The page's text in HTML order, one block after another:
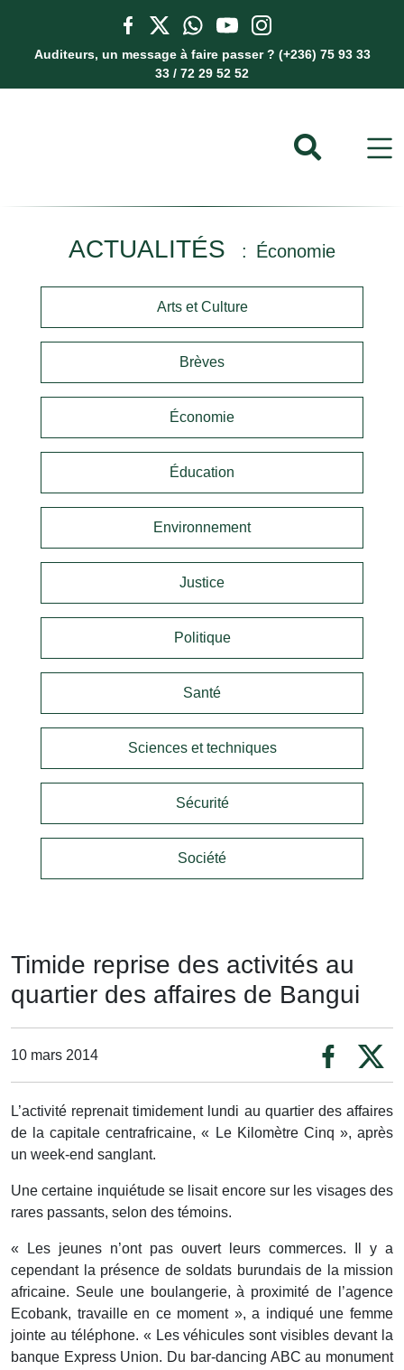
Auditeurs, un message à faire passer ? (+236) 75 93 33
33 / 72 29 52 52
ACTUALITÉS Économie
Arts et Culture
Brèves
Économie
Éducation
Environnement
Justice
Politique
Santé
Sciences et techniques
Sécurité
Société
Timide reprise des activités au
quartier des affaires de Bangui
10 mars 2014
L’activité reprenait timidement lundi au quartier des affaires
de la capitale centrafricaine, « Le Kilomètre Cinq », après
un week-end sanglant.
Une certaine inquiétude se lisait encore sur les visages des
rares passants, selon des témoins.
« Les jeunes n’ont pas ouvert leurs commerces. Il y a
cependant la présence de soldats burundais de la mission
africaine. Seule une boulangerie, à proximité de l’agence
Ecobank, travaille en ce moment », a indiqué une femme
jointe au téléphone. « Les véhicules sont visibles devant la
banque Express Union. Du bar-dancing ABC au monument